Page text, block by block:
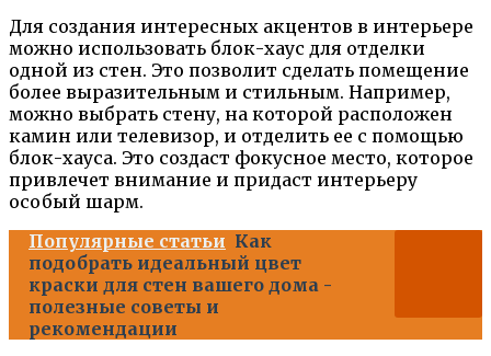
Для создания интересных акцентов в интерьере
можно использовать блок-хаус для отделки
одной из стен. Это позволит сделать помещение
более выразительным и стильным. Например,
можно выбрать стену, на которой расположен
камин или телевизор, и отделить ее с помощью
блок-хауса. Это создаст фокусное место, которое
привлечет внимание и придаст интерьеру
особый шарм.
Популярные статьи Как
подобрать идеальный цвет
краски для стен вашего дома -
полезные советы и
рекомендации